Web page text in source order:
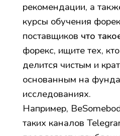
рекомендации, а
курсы обучения
поставщиков что
форекс, ищите тех,
делится чистым и
основанным на
исследованиях.
Например,
таких каналов